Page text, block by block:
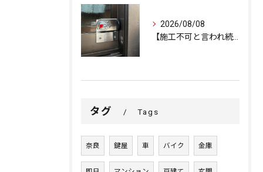
2026/08/08
タグ Tags
奈良 鍵屋 車 バイク 金庫